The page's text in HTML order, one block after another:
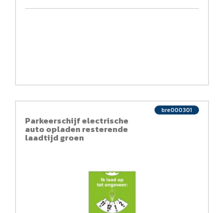
Parkeerschijf electrische
auto opladen resterende
laadtijd groen
bre000301